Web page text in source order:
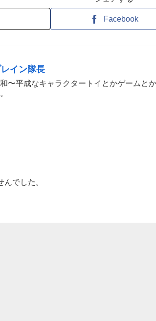
Facebook
イン隊長
〜平成なキャラクタートイとかゲームと
でした。